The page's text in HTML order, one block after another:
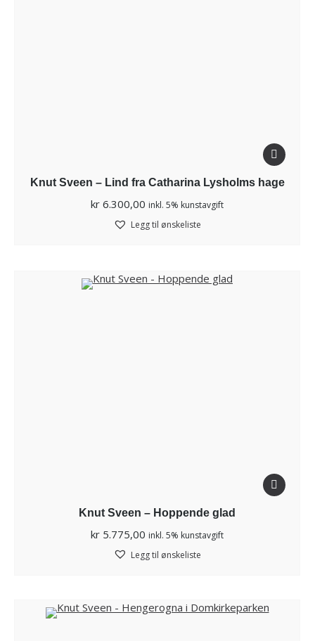
Knut Sveen – Lind fra Catharina Lysholms hage
kr 6.300,00 inkl. 5% kunstavgift
Legg til ønskeliste
Knut Sveen – Hoppende glad
kr 5.775,00 inkl. 5% kunstavgift
Legg til ønskeliste